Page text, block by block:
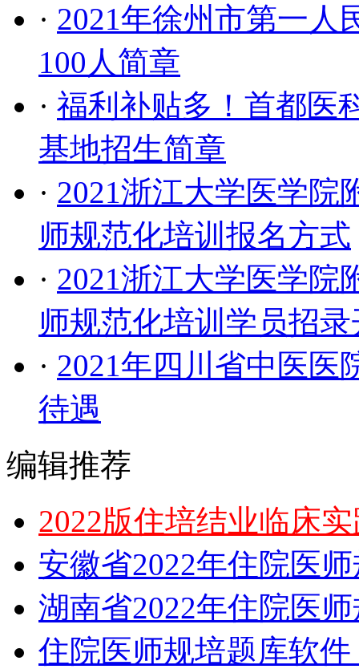
· 2021年徐州市第一人
100人简章
· 福利补贴多！首都医
基地招生简章
· 2021浙江大学医学院
师规范化培训报名方式
· 2021浙江大学医学院
师规范化培训学员招
· 2021年四川省中医医
待遇
编辑推荐
2022版住培结业临床
安徽省2022年住院医
湖南省2022年住院医
住院医师规培题库软